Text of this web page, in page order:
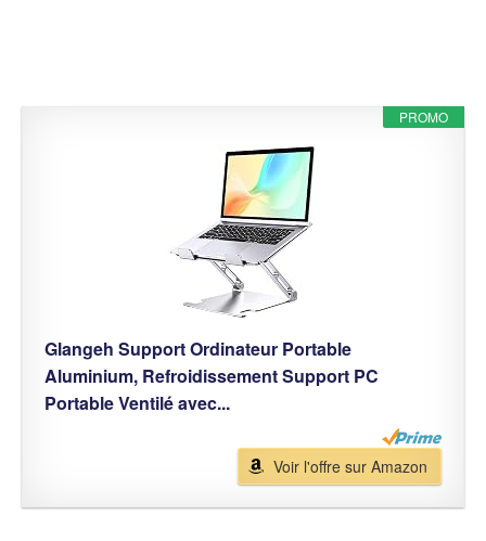
PROMO
Glangeh Support Ordinateur Portable
Aluminium, Refroidissement Support PC
Portable Ventilé avec...
Voir l'offre sur Amazon